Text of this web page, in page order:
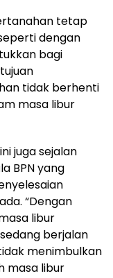
tetap
dengan
bagi
tidak berhenti
masa libur
juga sejalan
BPN yang
“Dengan
libur
berjalan
menimbulkan
masa libur